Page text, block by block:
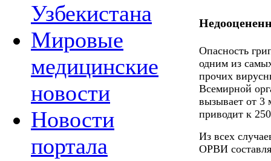
Узбекистана
Мировые
медицинские
новости
Новости
портала
Опасность
одним из
прочих
Всемирной
вызывает от 3
приводит к
Из всех
ОРВИ